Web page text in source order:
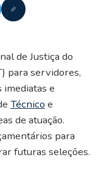
de Justiça do
para servidores,
e
Técnico e
de atuação.
para
futuras seleções.